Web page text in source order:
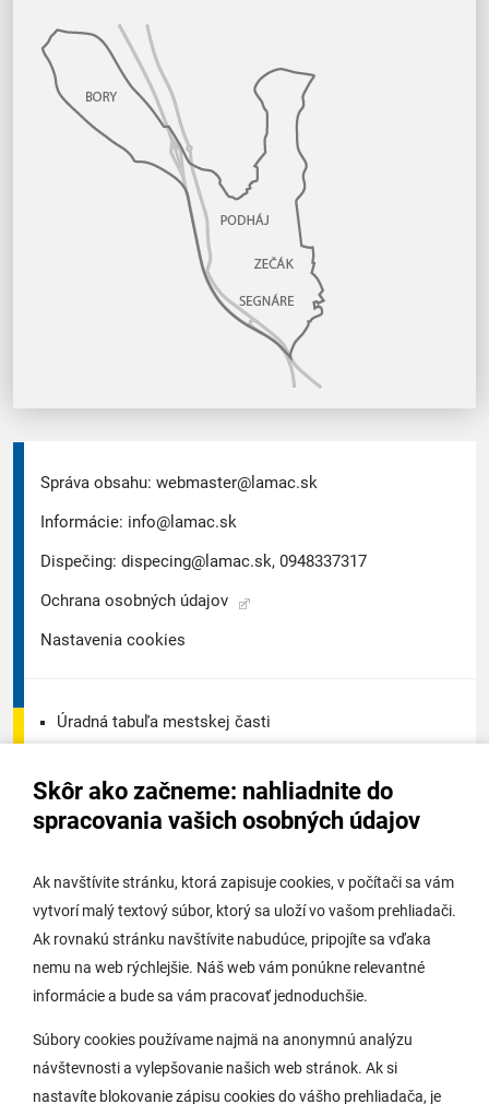
Skôr ako začneme: nahliadnite do
spracovania vašich osobných údajov
Ak navštívite stránku, ktorá zapisuje cookies, v počítači sa vám
vytvorí malý textový súbor, ktorý sa uloží vo vašom prehliadači.
Ak rovnakú stránku navštívite nabudúce, pripojíte sa vďaka
nemu na web rýchlejšie. Náš web vám ponúkne relevantné
informácie a bude sa vám pracovať jednoduchšie.
Súbory cookies používame najmä na anonymnú analýzu
návštevnosti a vylepšovanie našich web stránok. Ak si
nastavíte blokovanie zápisu cookies do vášho prehliadača, je
Správa obsahu: webmaster@lamac.sk
Informácie: info@lamac.sk
Dispečing: dispecing@lamac.sk, 0948337317
Ochrana osobných údajov
Nastavenia cookies
Úradná tabuľa mestskej časti
Úradná tabuľa stavebného úradu
Potrebujem vybaviť
Samospráva
O Lamači